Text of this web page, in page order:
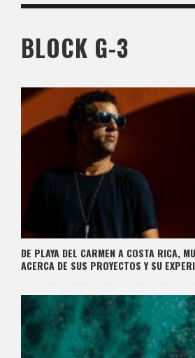
BLOCK G-3
DE PLAYA DEL CARMEN A COSTA RICA,
ACERCA DE SUS PROYECTOS Y SU